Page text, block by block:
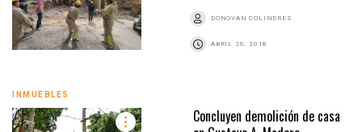
DONOVAN COLINDRES
ABRIL 20, 2018
INMUEBLES
Concluyen demolición de casa